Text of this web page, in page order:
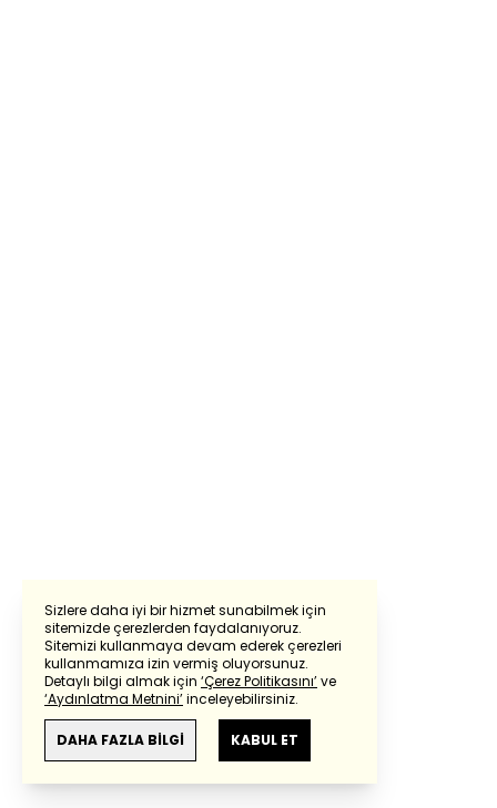
Sizlere daha iyi bir hizmet sunabilmek için
sitemizde çerezlerden faydalanıyoruz.
Sitemizi kullanmaya devam ederek çerezleri
kullanmamıza izin vermiş oluyorsunuz.
Detaylı bilgi almak için ‘Çerez Politikasını’ve
‘Aydınlatma Metnini’inceleyebilirsiniz.
DAHA FAZLA BİLGİ KABUL ET